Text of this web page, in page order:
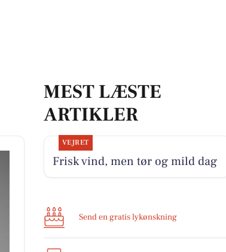
MEST LÆSTE
ARTIKLER
VEJRET
Frisk vind, men tør og mild dag
Send en gratis lykønskning